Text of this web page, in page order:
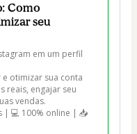
Como
seu
em um perfil
otimizar sua conta
reais, engajar seu
vendas.
| 💻 100% online | 📥